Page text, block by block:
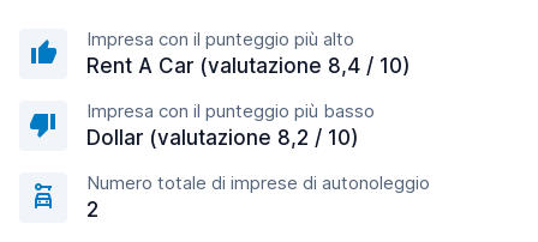
Impresa con il punteggio più alto
Rent A Car (valutazione 8,4 / 10)
Impresa con il punteggio più basso
Dollar (valutazione 8,2 / 10)
Numero totale di imprese di autonoleggio
2